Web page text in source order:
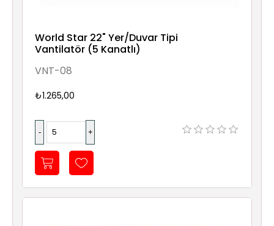
World Star 22" Yer/Duvar Tipi
Vantilatör (5 Kanatlı)
VNT-08
₺1.265,00